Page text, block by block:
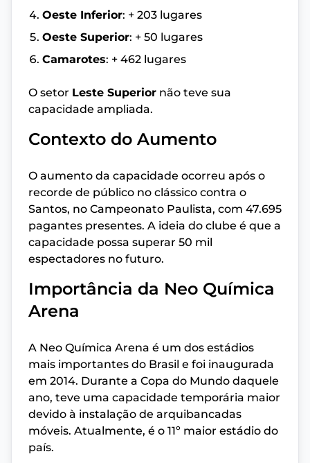
Oeste Inferior: + 203 lugares
Oeste Superior: + 50 lugares
Camarotes: + 462 lugares
O setor Leste Superior não teve sua
capacidade ampliada.
Contexto do Aumento
O aumento da capacidade ocorreu após o
recorde de público no clássico contra o
Santos, no Campeonato Paulista, com 47.695
pagantes presentes. A ideia do clube é que a
capacidade possa superar 50 mil
espectadores no futuro.
Importância da Neo Química
Arena
A Neo Química Arena é um dos estádios
mais importantes do Brasil e foi inaugurada
em 2014. Durante a Copa do Mundo daquele
ano, teve uma capacidade temporária maior
devido à instalação de arquibancadas
móveis. Atualmente, é o 11º maior estádio do
país.